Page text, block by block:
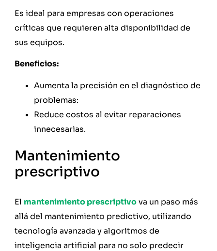
Es ideal para empresas con operaciones
críticas que requieren alta disponibilidad de
sus equipos.
Beneficios:
Aumenta la precisión en el diagnóstico de
problemas:
Reduce costos al evitar reparaciones
innecesarias.
Mantenimiento
prescriptivo
El mantenimiento prescriptivova un paso más
allá del mantenimiento predictivo, utilizando
tecnología avanzada y algoritmos de
inteligencia artificial para no solo predecir